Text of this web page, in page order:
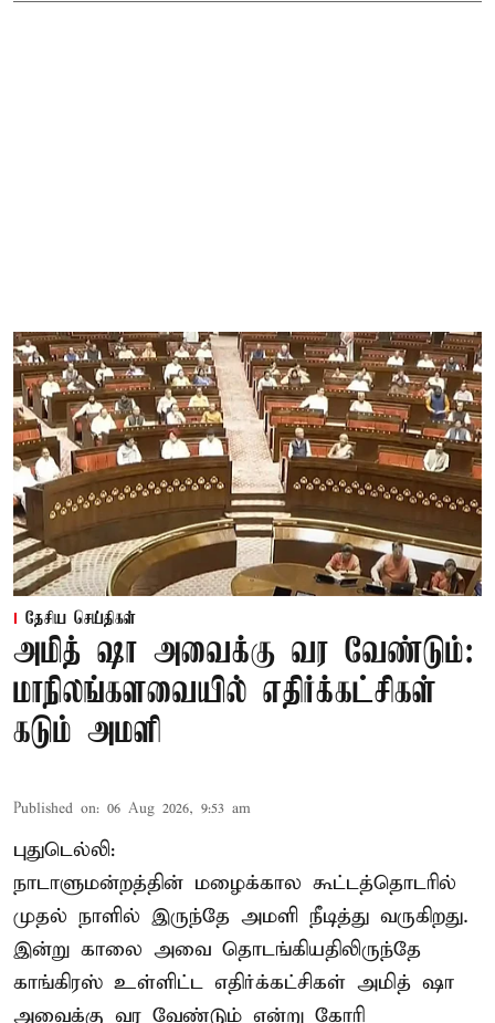
தேசிய செய்திகள்
அமித் ஷா அவைக்கு வர வேண்டும்:
மாநிலங்களவையில் எதிர்க்கட்சிகள்
கடும் அமளி
Published on: 06 Aug 2026, 9:53 am
புதுடெல்லி:
நாடாளுமன்றத்தின் மழைக்கால கூட்டத்தொடரில்
முதல் நாளில் இருந்தே அமளி நீடித்து வருகிறது.
இன்று காலை அவை தொடங்கியதிலிருந்தே
காங்கிரஸ் உள்ளிட்ட எதிர்க்கட்சிகள் அமித் ஷா
அவைக்கு வர வேண்டும் என்று கோரி